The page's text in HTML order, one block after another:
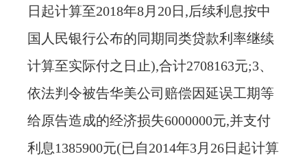
日起计算至2018年8月20日,后续利息按中
国人民银行公布的同期同类贷款利率继续
计算至实际付之日止),合计2708163元;3、
依法判令被告华美公司赔偿因延误工期等
给原告造成的经济损失6000000元,并支付
利息1385900元(已自2014年3月26日起计算